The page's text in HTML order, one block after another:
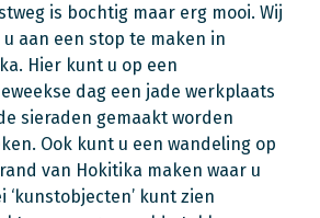
is bochtig maar erg mooi. Wij
u aan een stop te maken in
Hier kunt u op een
dag een jade werkplaats
sieraden gemaakt worden
Ook kunt u een wandeling op
van Hokitika maken waar u
‘kunstobjecten’ kunt zien